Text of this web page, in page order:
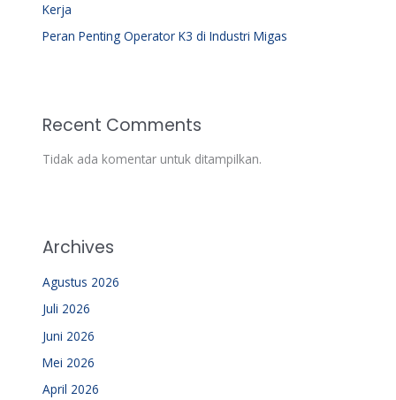
Kerja
Peran Penting Operator K3 di Industri Migas
Recent Comments
Tidak ada komentar untuk ditampilkan.
Archives
Agustus 2026
Juli 2026
Juni 2026
Mei 2026
April 2026